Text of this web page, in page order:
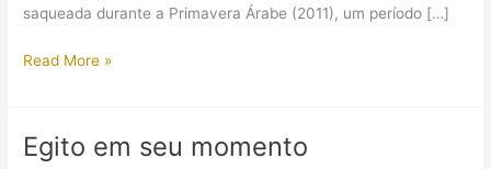
saqueada durante a Primavera Árabe (2011), um período […]
Escultura
roubada
Read More »
Egito em seu momento